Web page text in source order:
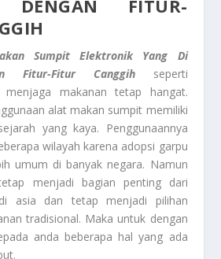
DENGAN FITUR-
SumpitElektronik Yang Di
Fitur-Fitur Canggihseperti
menjaga makanan tetap hangat.
alat makan sumpit memiliki
yang kaya. Penggunaannya
wilayah karena adopsi garpu
umum di banyak negara. Namun
menjadi bagian penting dari
asia dan tetap menjadi pilihan
tradisional. Maka untuk dengan
anda beberapa hal yang ada